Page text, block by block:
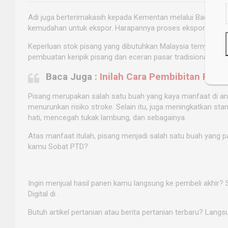
Adi juga berterimakasih kepada Kementan melalui Badan
kemudahan untuk ekspor. Harapannya proses ekspor akan
Keperluan stok pisang yang dibutuhkan Malaysia ternyata
pembuatan keripik pisang dan eceran pasar tradisional.
Baca Juga : Inilah Cara Pembibitan
Pisang merupakan salah satu buah yang kaya manfaat di
menurunkan risiko stroke. Selain itu, juga meningkatkan
hati, mencegah tukak lambung, dan sebagainya.
Atas manfaat itulah, pisang menjadi salah satu buah yang
kamu Sobat PTD?
Ingin menjual hasil panen kamu langsung ke pembeli
Digital di .
Butuh artikel pertanian atau berita pertanian terbaru?